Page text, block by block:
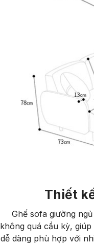
Thiết
Ghế sofa giường
không quá cầu kỳ,
dễ dàng phù hợp với